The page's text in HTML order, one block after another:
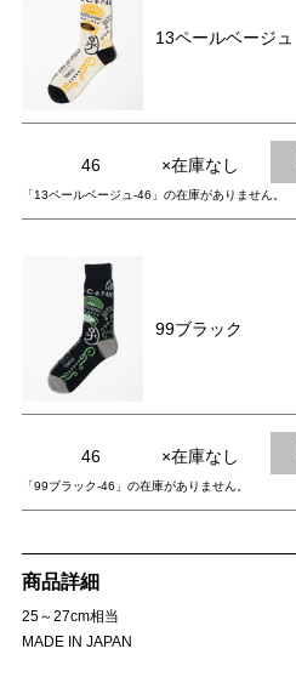
13ペールベージュ
46 ×在庫なし
「13ペールベージュ-46」の在庫がありません。
99ブラック
46 ×在庫なし
「99ブラック-46」の在庫がありません。
商品詳細
25～27cm相当
MADE IN JAPAN